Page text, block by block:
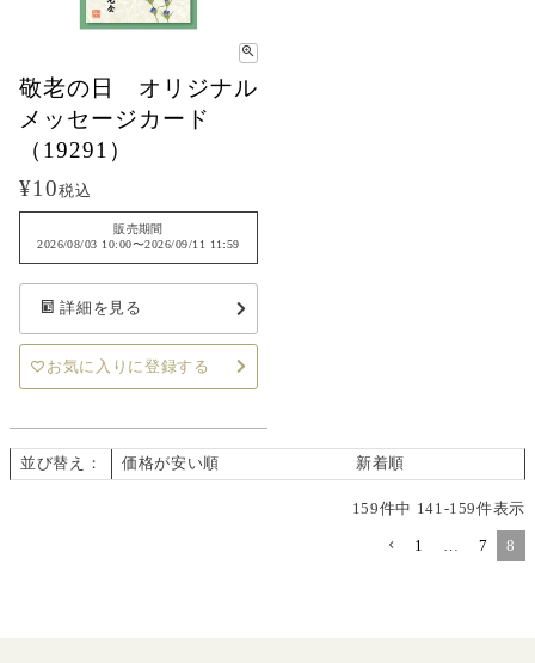
敬老の日 オリジナル
メッセージカード
（19291）
¥10税込
販売期間
2026/08/03 10:00〜2026/09/11 11:59
詳細を見る
お気に入りに登録する
並び替え 価格が安い順 新着順
159件中 141 -159件表示
1 7 8